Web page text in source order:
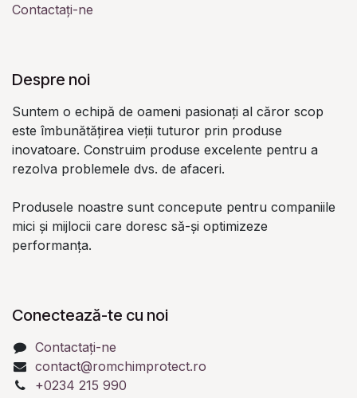
Contactați-ne
Despre noi
Suntem o echipă de oameni pasionați al căror scop
este îmbunătățirea vieții tuturor prin produse
inovatoare. Construim produse excelente pentru a
rezolva problemele dvs. de afaceri.
Produsele noastre sunt concepute pentru companiile
mici și mijlocii care doresc să-și optimizeze
performanța.
Conectează-te cu noi
Contactați-ne
contact@romchimprotect.ro
+0234 215 990